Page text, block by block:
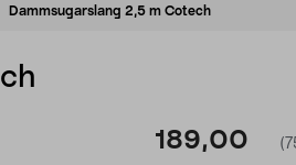
Dammsugarslang 2,5 m Cotech
189,00